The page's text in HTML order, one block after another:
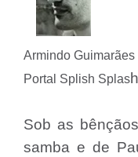
Armindo Guimarães
Portal Splish Splash
Sob as
samba e de